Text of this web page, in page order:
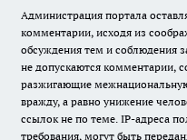
Администрация портала
комментарии, исходя из
обсуждения тем и соблюдения
не допускаются комментарии,
разжигающие
вражду, а равно унижение
ссылок не по теме. IP-адреса
требования, могут быть